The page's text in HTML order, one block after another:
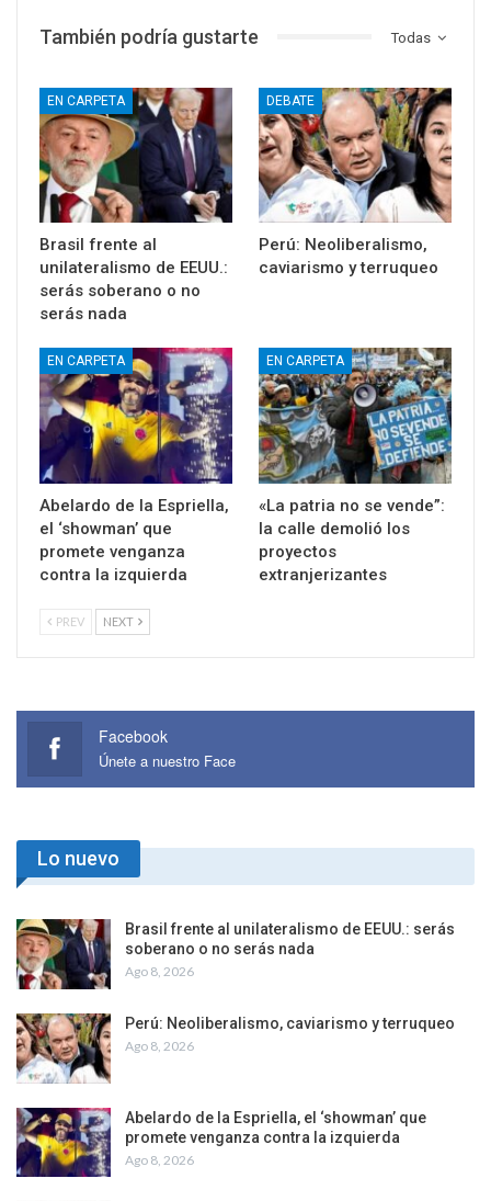
Todas
También podría gustarte
EN CARPETA
Brasil frente al
unilateralismo de EEUU.:
serás soberano o no
serás nada
DEBATE
Perú: Neoliberalismo,
caviarismo y terruqueo
EN CARPETA
Abelardo de la Espriella,
el ‘showman’ que
promete venganza
contra la izquierda
EN CARPETA
«La patria no se vende”:
la calle demolió los
proyectos
extranjerizantes
PREV NEXT
Facebook
Únete a nuestro Face
Lo nuevo
Brasil frente al unilateralismo de EEUU.: serás
soberano o no serás nada
Ago 8, 2026
Perú: Neoliberalismo, caviarismo y terruqueo
Ago 8, 2026
Abelardo de la Espriella, el ‘showman’ que
promete venganza contra la izquierda
Ago 8, 2026